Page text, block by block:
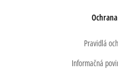
Pravidlá
Informačná